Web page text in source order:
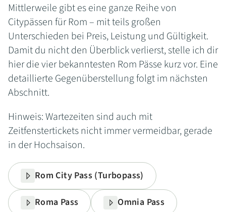
Mittlerweile gibt es eine ganze Reihe von
Citypässen für Rom – mit teils großen
Unterschieden bei Preis, Leistung und Gültigkeit.
Damit du nicht den Überblick verlierst, stelle ich dir
hier die vier bekanntesten Rom Pässe kurz vor. Eine
detaillierte Gegenüberstellung folgt im nächsten
Abschnitt.
Hinweis: Wartezeiten sind auch mit
Zeitfenstertickets nicht immer vermeidbar, gerade
in der Hochsaison.
Rom City Pass (Turbopass)
Roma Pass Omnia Pass